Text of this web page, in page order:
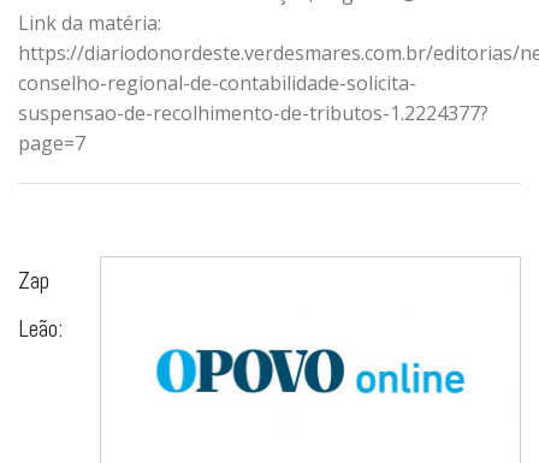
Link da matéria:
https://diariodonordeste.verdesmares.com.br/editorias/
conselho-regional-de-contabilidade-solicita-
suspensao-de-recolhimento-de-tributos-1.2224377?
page=7
Zap
Leão: